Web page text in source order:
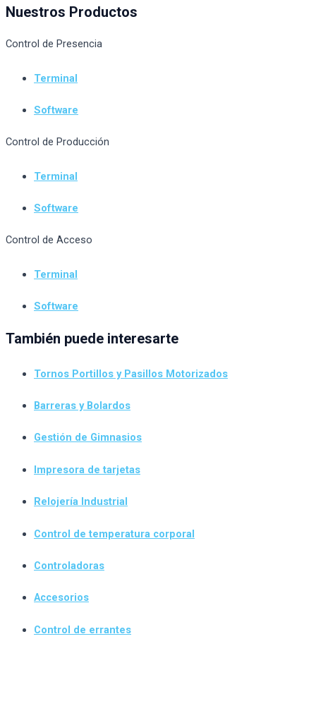
Nuestros Productos
Control de Presencia
Terminal
Software
Control de Producción
Terminal
Software
Control de Acceso
Terminal
Software
También puede interesarte
Tornos Portillos y Pasillos Motorizados
Barreras y Bolardos
Gestión de Gimnasios
Impresora de tarjetas
Relojería Industrial
Control de temperatura corporal
Controladoras
Accesorios
Control de errantes